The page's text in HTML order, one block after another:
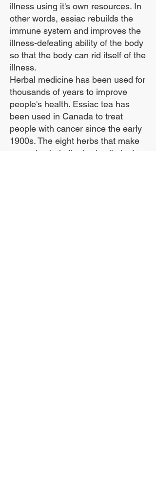
यदि आपको प्राकृतिक पूरक या
हर्बल चाय का उपयोग करने की
आपकी उपयुक्तता के बारे में कोई
संदेह है, तो ऐसा करने से पहले
कृपया अपने स्वास्थ्य सेवा प्रदाता
से परामर्श लें।
illness using it's own resources. In
other words, essiac rebuilds the
immune system and improves the
illness-defeating ability of the body
so that the body can rid itself of the
illness.
Herbal medicine has been used for
thousands of years to improve
people's health. Essiac tea has
been used in Canada to treat
people with cancer since the early
1900s. The eight herbs that make
up essiac help the body eliminate